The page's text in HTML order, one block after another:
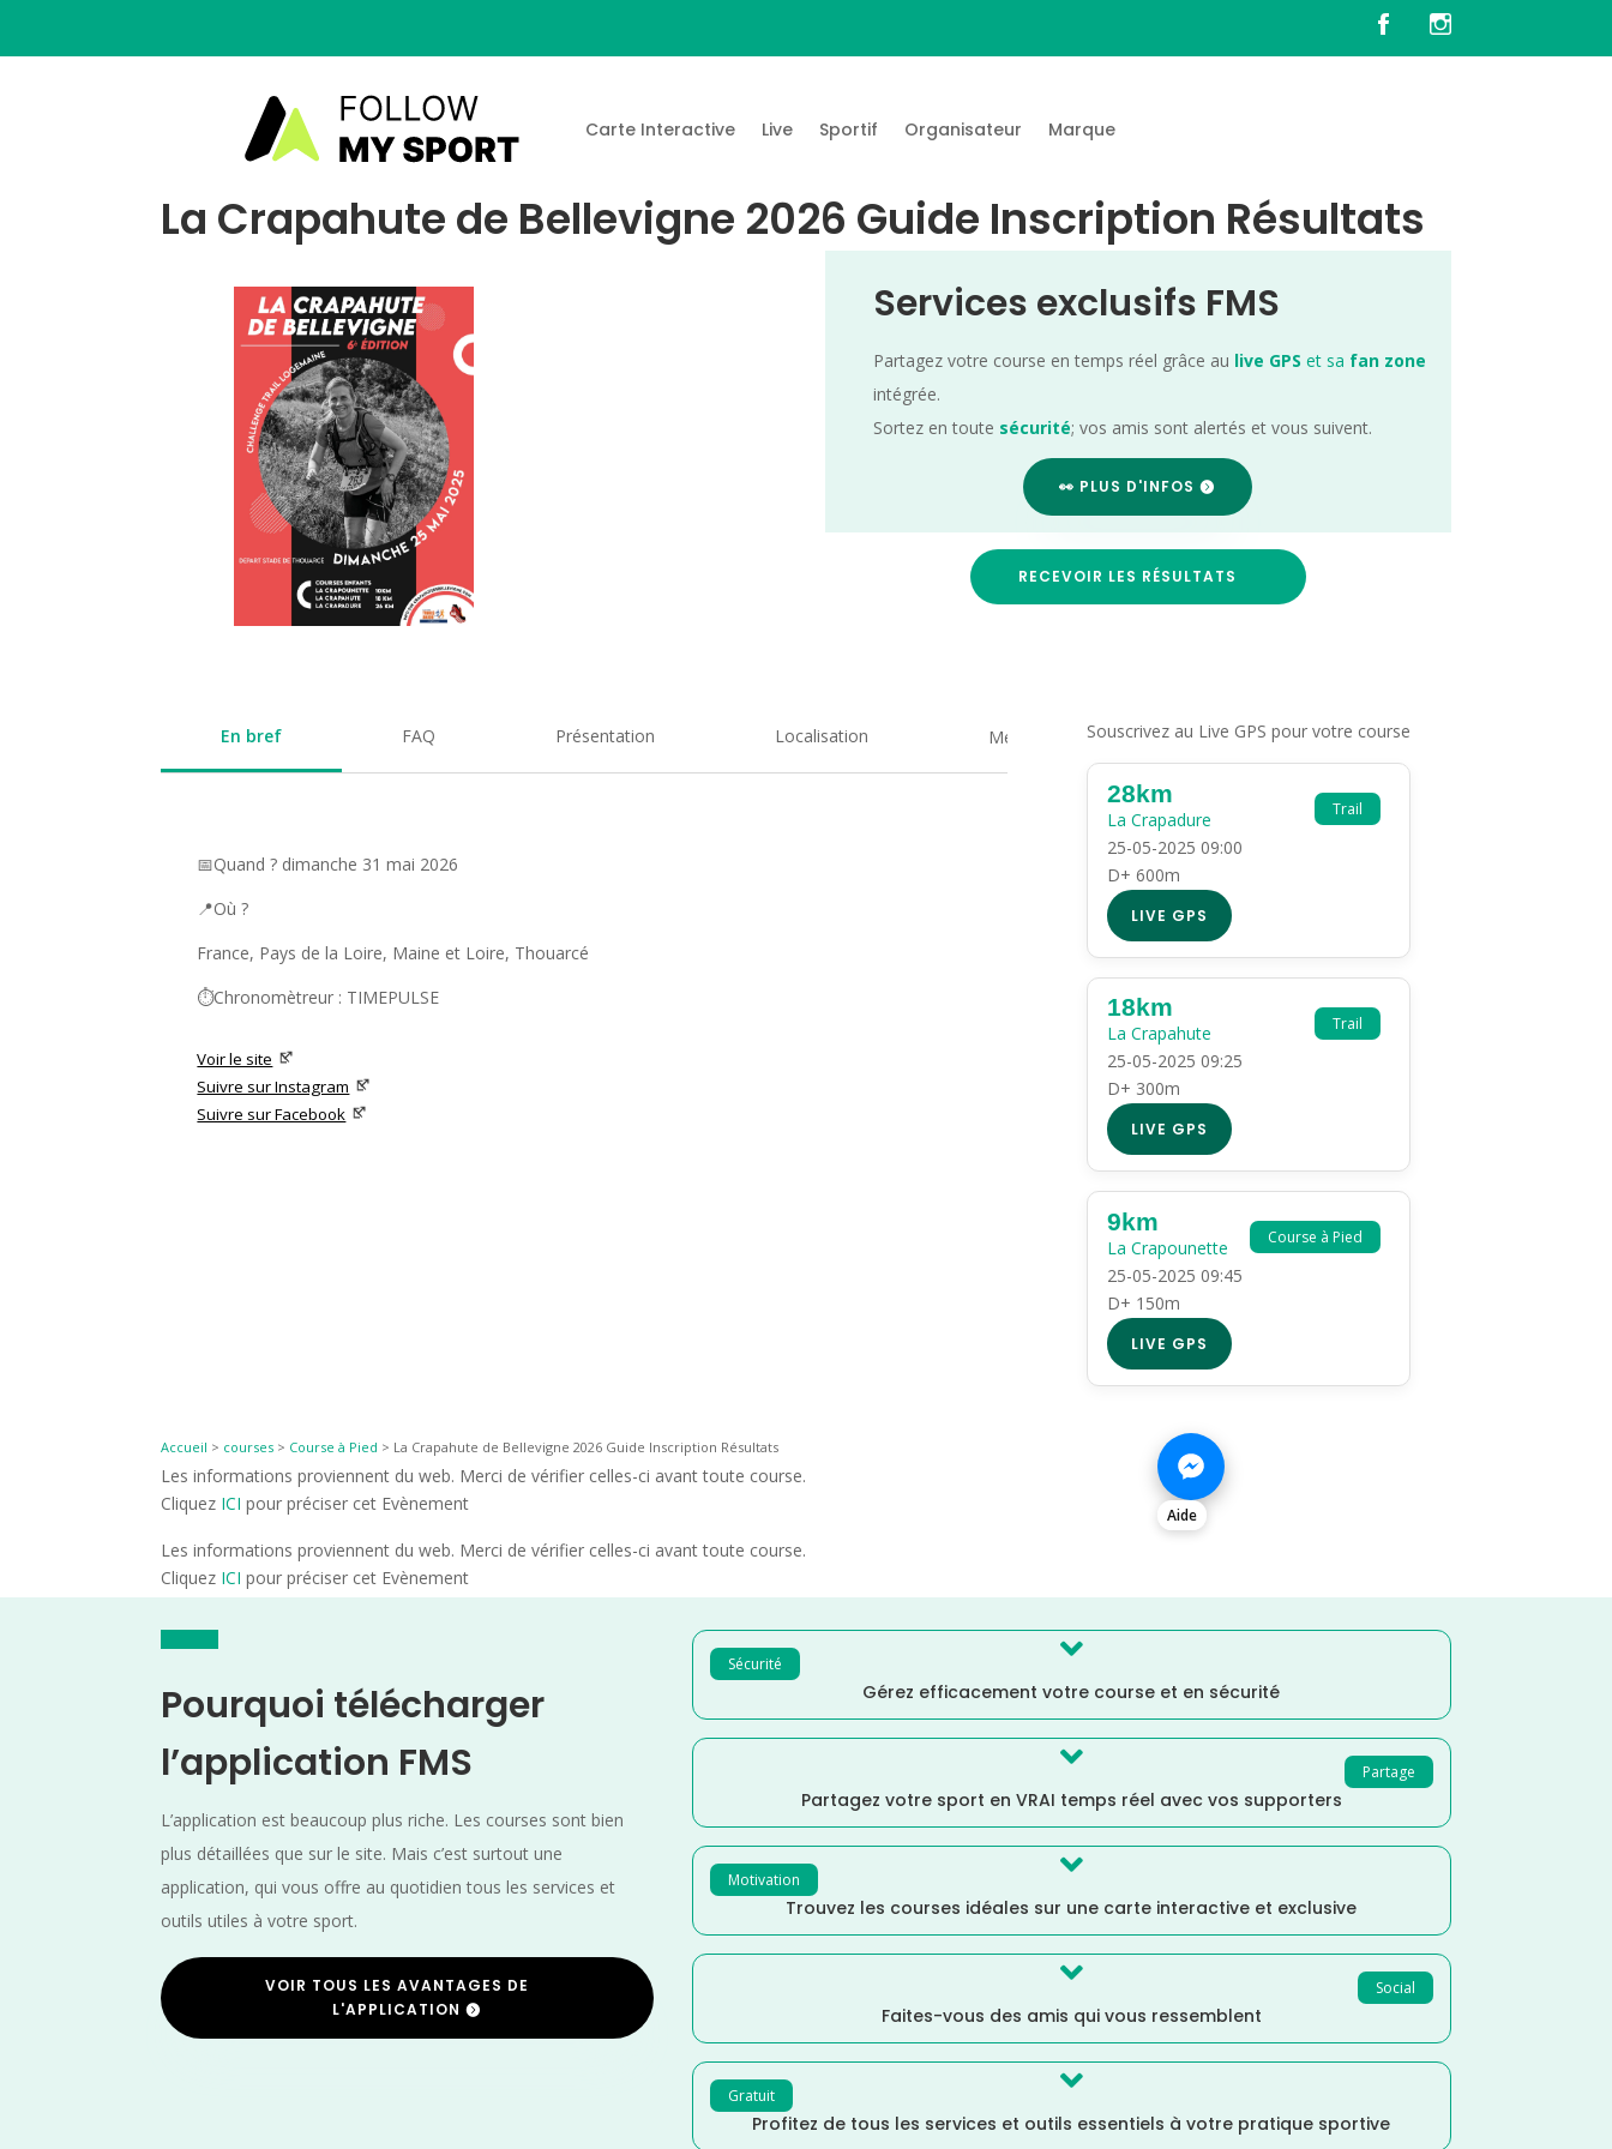
Carte Interactive Live Sportif Organisateur Marque
La Crapahute de Bellevigne 2026 Guide Inscription Résultats
Services exclusifs FMS
Partagez votre course en temps réel grâce au live GPS et sa fan zone
intégrée.
Sortez en toute sécurité; vos amis sont alertés et vous suivent.
👀 PLUS D'INFOS
RECEVOIR LES RÉSULTATS
En bref FAQ Présentation Localisation Medias
📅Quand ? dimanche 31 mai 2026
📍Où ?
France, Pays de la Loire, Maine et Loire, Thouarcé
⏱️Chronomètreur : TIMEPULSE
Voir le site
Suivre sur Instagram
Suivre sur Facebook
Souscrivez au Live GPS pour votre course
Trail
28km
La Crapadure
25-05-2025 09:00
D+ 600m
LIVE GPS
Trail
18km
La Crapahute
25-05-2025 09:25
D+ 300m
LIVE GPS
Course à Pied
9km
La Crapounette
25-05-2025 09:45
D+ 150m
LIVE GPS
Accueil > courses > Course à Pied > La Crapahute de Bellevigne 2026 Guide Inscription Résultats
Les informations proviennent du web. Merci de vérifier celles-ci avant toute course.
Cliquez ICI pour préciser cet Evènement
Les informations proviennent du web. Merci de vérifier celles-ci avant toute course.
Cliquez ICI pour préciser cet Evènement
Aide
Pourquoi télécharger
l’application FMS
L’application est beaucoup plus riche. Les courses sont bien
plus détaillées que sur le site. Mais c’est surtout une
application, qui vous offre au quotidien tous les services et
outils utiles à votre sport.
VOIR TOUS LES AVANTAGES DE
L'APPLICATION
Sécurité 
Gérez efficacement votre course et en sécurité
Partage

Partagez votre sport en VRAI temps réel avec vos supporters
Motivation 
Trouvez les courses idéales sur une carte interactive et exclusive
Social

Faites-vous des amis qui vous ressemblent
Gratuit 
Profitez de tous les services et outils essentiels à votre pratique sportive